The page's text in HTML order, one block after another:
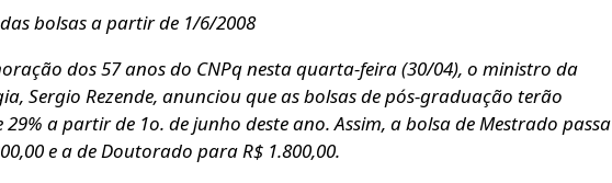
bolsas a partir de 1/6/2008
dos 57 anos do CNPq nesta quarta-feira (30/04), o ministro da
Sergio Rezende, anunciou que as bolsas de pós-graduação terão
29% a partir de 1o. de junho deste ano. Assim, a bolsa de Mestrado passa
e a de Doutorado para R$ 1.800,00.